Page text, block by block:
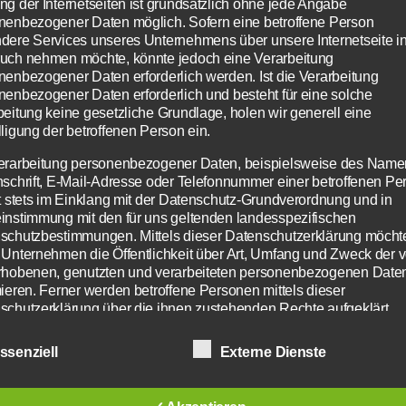
Wolfstein wurde 1984 gegründet und
ca. 250 Mitgliedern, darunter ca. 120 bildenden
einer der größten Kunstvereine Ostbayerns.
breit gefächerten Bildungsangebot an
Workshops und Studienfahrten, z. B.
Dresden, Berlin, Paris, Basel usw., wird
Kunst immer wieder zu einem
Bildungsangebot, in
bis zur Fort- und Weiterbildung für Kinder,
der Internetseiten ist grundsätzlich ohne jede Angabe
Daten möglich. Sofern eine betroffene Person
Services unseres Unternehmens über unsere Internetseite in
nehmen möchte, könnte jedoch eine Verarbeitung
Daten erforderlich werden. Ist die Verarbeitung
Daten erforderlich und besteht für eine solche
keine gesetzliche Grundlage, holen wir generell eine
der betroffenen Person ein.
personenbezogener Daten, beispielsweise des
E-Mail-Adresse oder Telefonnummer einer betroffenen
stets im Einklang mit der Datenschutz-Grundverordnung und in
mit den für uns geltenden landesspezifischen
Mittels dieser Datenschutzerklärung
die Öffentlichkeit über Art, Umfang und Zweck der
genutzten und verarbeiteten personenbezogenen
Ferner werden betroffene Personen mittels dieser
über die ihnen zustehenden Rechte aufgeklärt.
als für die Verarbeitung Verantwortlicher zahlreiche
Maßnahmen umgesetzt, um einen möglichst
Externe Dienste